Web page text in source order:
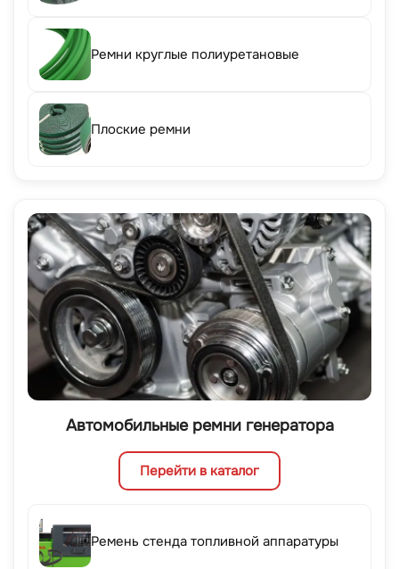
Ремни круглые полиуретановые
Плоские ремни
Автомобильные ремни генератора
Перейти в каталог
Ремень стенда топливной аппаратуры